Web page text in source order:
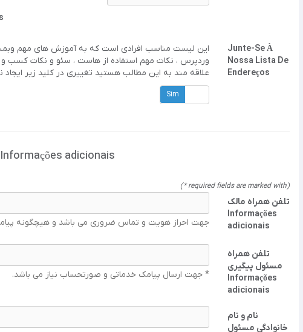
Junte-Se À
Nossa Lista De
Endereços
این لیست مناسب افرادی است که به آموزش
وردپرس ، نکات مهم استفاده از هاست ، سئو و نکات کسب و
علاقه مند به این مطالب هستید تغییری در کلید زیر ایجاد
Sim
Informações adicionais
(required fields are marked with *)
تلفن همراه مالک
Informações
adicionais
جهت احراز هویت و تماس ضروری می باشد و هیچگونه
تلفن همراه
مسئول پیگیری
Informações
adicionais
* جهت ارسال پیامک خدماتی و صورتحساب نیاز می باشد.
نام و نام
خانوادگی مسئول